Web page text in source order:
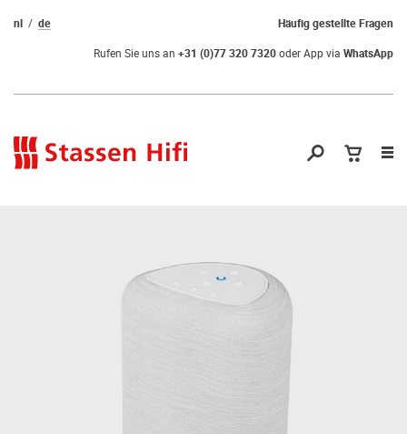
Häufig gestellte Fragen
nl de
Rufen Sie uns an +31 (0)77 320 7320oder App via WhatsApp